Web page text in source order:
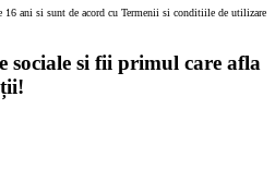
16 ani si sunt de acord cu Termenii si conditiile de utilizare
sociale si fii primul care afla